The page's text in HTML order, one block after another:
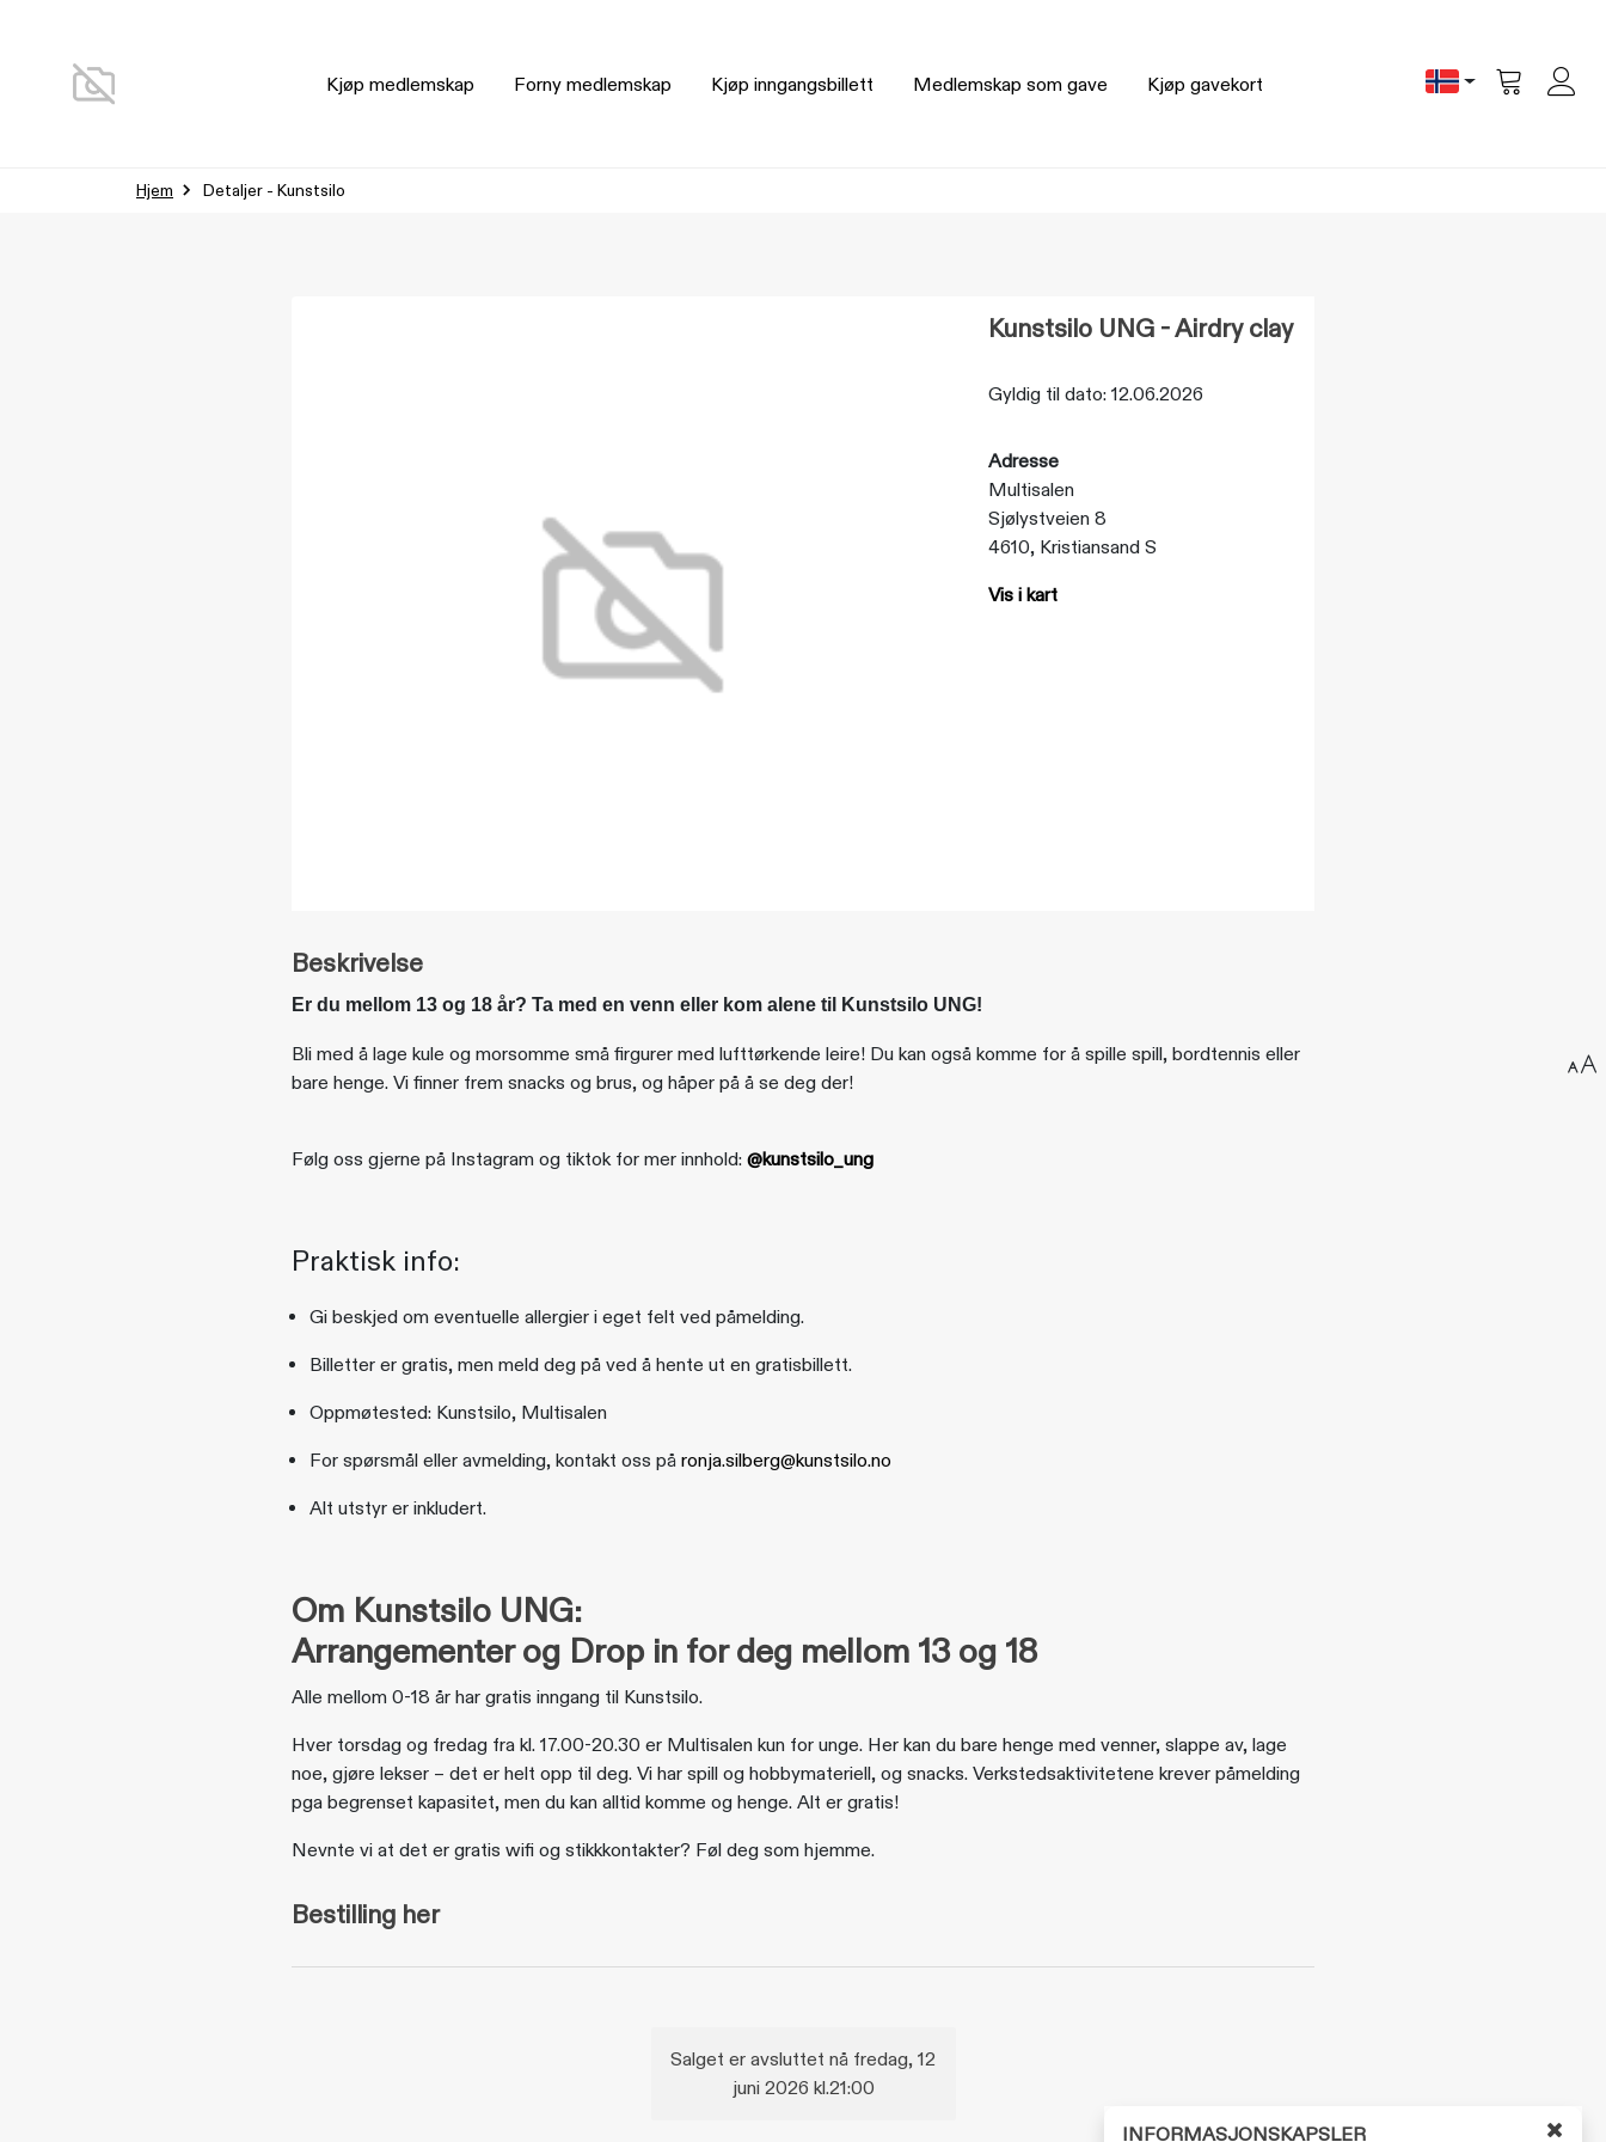
Kjøp medlemskap Forny medlemskap Kjøp inngangsbillett Medlemskap som gave
Kjøp gavekort
Hjem Detaljer - Kunstsilo
INFORMASJONSKAPSLER
Kunstsilo UNG - Airdry clay
Gyldig til dato: 12.06.2026
Adresse
Multisalen
Sjølystveien 8
4610, Kristiansand S
Vis i kart
Beskrivelse
Er du mellom 13 og 18 år? Ta med en venn eller kom alene til Kunstsilo UNG!
Bli med å lage kule og morsomme små firgurer med lufttørkende leire! Du kan også komme for å spille spill, bordtennis eller
bare henge. Vi finner frem snacks og brus, og håper på å se deg der!
Følg oss gjerne på Instagram og tiktok for mer innhold: @kunstsilo_ung
Praktisk info:
Gi beskjed om eventuelle allergier i eget felt ved påmelding.
Billetter er gratis, men meld deg på ved å hente ut en gratisbillett.
Oppmøtested: Kunstsilo, Multisalen
For spørsmål eller avmelding, kontakt oss på ronja.silberg@kunstsilo.no
Alt utstyr er inkludert.
Om Kunstsilo UNG:
Arrangementer og Drop in for deg mellom 13 og 18
Alle mellom 0-18 år har gratis inngang til Kunstsilo.
Hver torsdag og fredag fra kl. 17.00-20.30 er Multisalen kun for unge. Her kan du bare henge med venner, slappe av, lage
noe, gjøre lekser – det er helt opp til deg. Vi har spill og hobbymateriell, og snacks. Verkstedsaktivitetene krever påmelding
pga begrenset kapasitet, men du kan alltid komme og henge. Alt er gratis!
Nevnte vi at det er gratis wifi og stikkkontakter? Føl deg som hjemme.
Bestilling her
Salget er avsluttet nå fredag, 12
juni 2026 kl.21:00